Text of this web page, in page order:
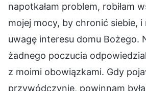
napotkałam problem, robiłam
mojej mocy, by chronić siebie, i
uwagę interesu domu Bożego.
żadnego poczucia
z moimi obowiązkami. Gdy
przywódczynie, powinnam